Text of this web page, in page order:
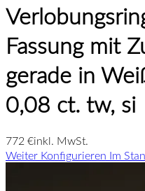
Fassung mit
gerade in
0,08 ct. tw, si
772 €inkl. MwSt.
Weiter Konfigurieren Im